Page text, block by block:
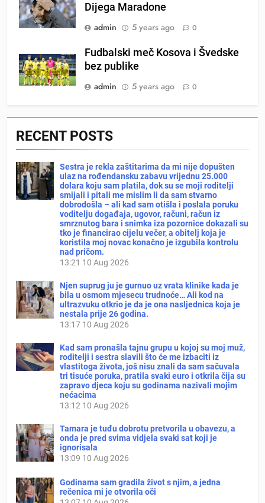
Dijega Maradone
admin
5 years ago 0
Fudbalski meč Kosova i Švedske
bez publike
admin
5 years ago 0
RECENT POSTS
Sestra je rekla zaštitarima da mi nije dopušten
ulaz na rođendansku zabavu vrijednu 25.000
dolara koju sam platila, dok su se moji roditelji
smijali i pitali me mislim li da sam stvarno
dobrodošla – ali kad sam otišla i poslala poruku
voditelju događaja, ugovor, računi, račun iz
smrznutog bara i snimka iza pozornice dokazali su
tko je financirao cijelu večer, a obitelj koja je
koristila moj novac konačno je izgubila kontrolu
nad pričom.
13:21 10 Aug 2026
Njen suprug ju je gurnuo uz vrata klinike kada je
bila u osmom mjesecu trudnoće… Ali kod na
ultrazvuku otkrio je da je ona nasljednica koja je
nestala prije 26 godina.
13:17 10 Aug 2026
Kad sam pronašla tajnu grupu u kojoj su moj muž,
roditelji i sestra slavili što će me izbaciti iz
vlastitoga života, još nisu znali da sam sačuvala
tri tisuće poruka, pratila svaki euro i otkrila čija su
zapravo djeca koju su godinama nazivali mojim
nećacima
13:12 10 Aug 2026
Tamara je tuđu dobrotu pretvorila u obavezu, a
onda je pred svima vidjela svaki sat koji je
ignorisala
13:09 10 Aug 2026
Godinama sam gradila život s njim, a jedna
rečenica mi je otvorila oči